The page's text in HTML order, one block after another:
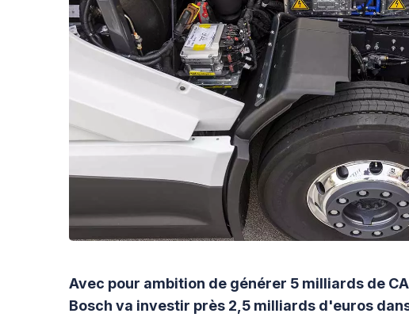
Avec pour ambition de générer 5 milliards de
Bosch va investir près 2,5 milliards d'euros